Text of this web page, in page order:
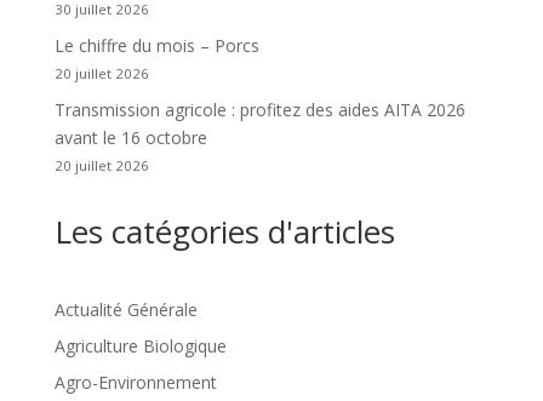
30 juillet 2026
Le chiffre du mois – Porcs
20 juillet 2026
Transmission agricole : profitez des aides AITA 2026
avant le 16 octobre
20 juillet 2026
Les catégories d'articles
Actualité Générale
Agriculture Biologique
Agro-Environnement